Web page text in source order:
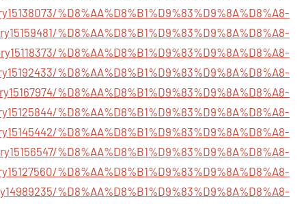
%D8%AA%D8%B1%D9%83%D9%8A%D8%A8-
%D8%AA%D8%B1%D9%83%D9%8A%D8%A8-
%D8%AA%D8%B1%D9%83%D9%8A%D8%A8-
%D8%AA%D8%B1%D9%83%D9%8A%D8%A8-
%D8%AA%D8%B1%D9%83%D9%8A%D8%A8-
%D8%AA%D8%B1%D9%83%D9%8A%D8%A8-
%D8%AA%D8%B1%D9%83%D9%8A%D8%A8-
%D8%AA%D8%B1%D9%83%D9%8A%D8%A8-
%D8%AA%D8%B1%D9%83%D9%8A%D8%A8-
%D8%AA%D8%B1%D9%83%D9%8A%D8%A8-